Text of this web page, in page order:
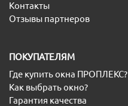
Контакты
Отзывы партнеров
ПОКУПАТЕЛЯМ
Где купить окна ПРОПЛЕКС?
Как выбрать окно?
Гарантия качества